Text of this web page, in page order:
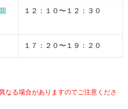
１２：１０〜１２：３０
１７：２０〜１９：２０
なる場合がありますのでご注意くださ